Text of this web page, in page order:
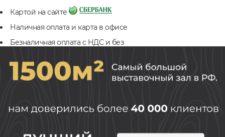
Картой на сайте
Наличная оплата и карта в офисе
Безналичная оплата с НДС и без